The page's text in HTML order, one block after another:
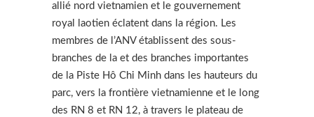
allié nord vietnamien et le gouvernement
royal laotien éclatent dans la région. Les
membres de l’ANV établissent des sous-
branches de la et des branches importantes
de la Piste Hô Chi Minh dans les hauteurs du
parc, vers la frontière vietnamienne et le long
des RN 8 et RN 12, à travers le plateau de